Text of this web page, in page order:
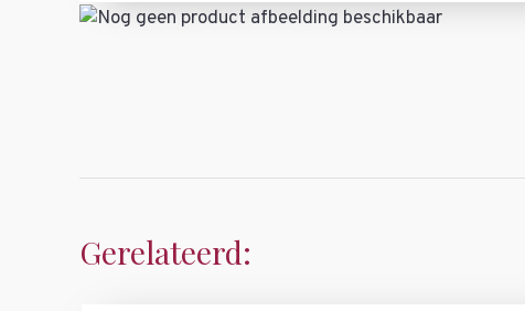
Gerelateerd: